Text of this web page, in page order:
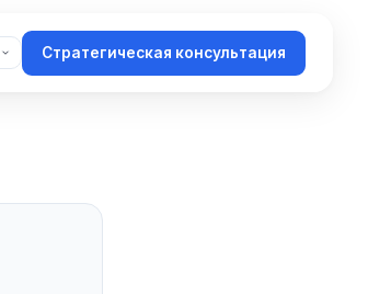
Стратегическая консультация